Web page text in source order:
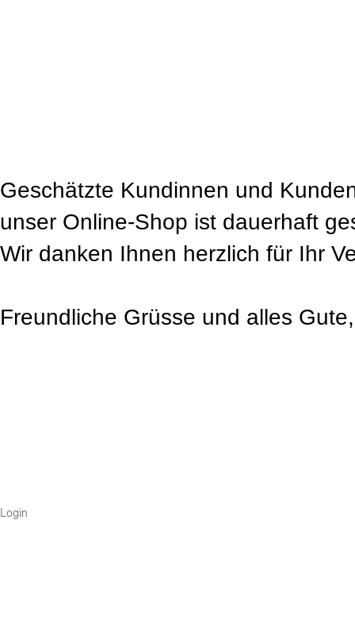
Geschätzte Kundinnen und
unser Online-Shop ist dauerhaft
Wir danken Ihnen herzlich für Ihr
Freundliche Grüsse und alles
Login